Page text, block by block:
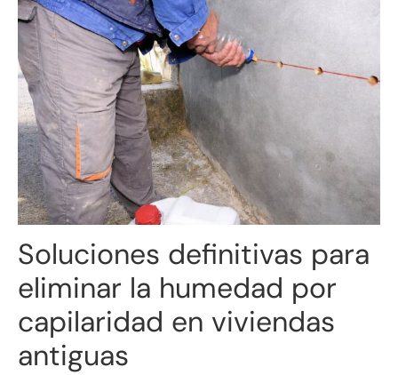
Soluciones definitivas para
eliminar la humedad por
capilaridad en viviendas
antiguas